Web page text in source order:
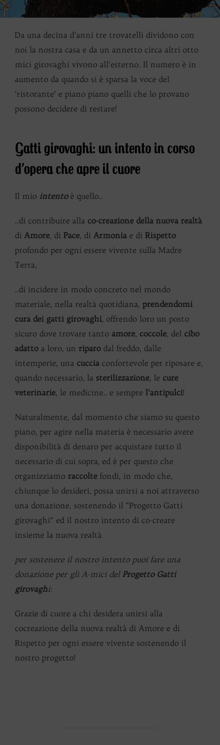
Da una decina d’anni tre trovatelli dividono con
noi la nostra casa e da un annetto circa altri otto
mici girovaghi vivono all’esterno. Il numero è in
aumento da quando si è sparsa la voce del
‘ristorante’ e piano piano quelli che lo provano
possono decidere di restare!
Gatti girovaghi: un intento in corso
d’opera che apre il cuore
Il mio intento è quello..
..di contribuire alla co-creazione della nuova realtà
di Amore, di Pace, di Armonia e di Rispetto
profondo per ogni essere vivente sulla Madre
Terra,
..di incidere in modo concreto nel mondo
materiale, nella realtà quotidiana, prendendomi
cura dei gatti girovaghi, offrendo loro un posto
sicuro dove trovare tanto amore, coccole, del cibo
adatto a loro, un riparo dal freddo, dalle
intemperie, una cuccia confortevole per riposare e,
quando necessario, la sterilizzazione, le cure
veterinarie, le medicine.. e sempre l’antipulci!
Naturalmente, dal momento che siamo su questo
piano, per agire nella materia è necessario avere
disponibilità di denaro per acquistare tutto il
necessario di cui sopra, ed è per questo che
organizziamo raccolte fondi, in modo che,
chiunque lo desideri, possa unirsi a noi attraverso
una donazione, sostenendo il “Progetto Gatti
girovaghi” ed il nostro intento di co-creare
insieme la nuova realtà
per sostenere il nostro intento puoi fare una
donazione per gli A-mici del Progetto Gatti
girovaghi:
Grazie di cuore a chi desidera unirsi alla
cocreazione della nuova realtà di Amore e di
Rispetto per ogni essere vivente sostenendo il
nostro progetto!